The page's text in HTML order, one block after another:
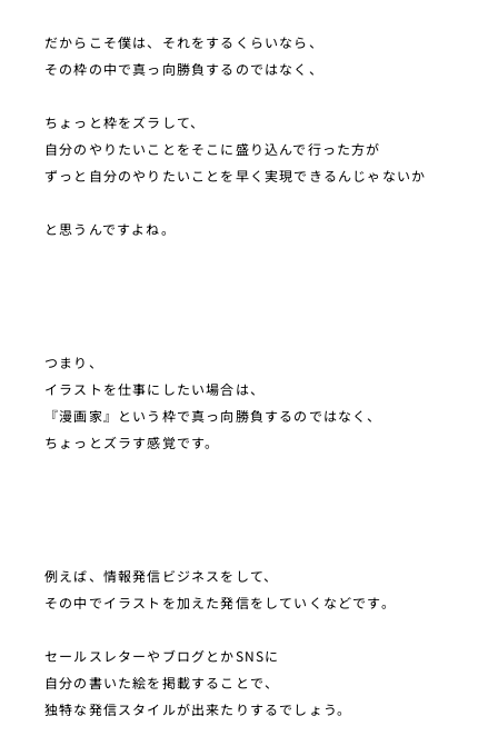
だからこそ僕は、それをするくらいなら、
その枠の中で真っ向勝負するのではなく、
ちょっと枠をズラして、
自分のやりたいことをそこに盛り込んで行った方が
ずっと自分のやりたいことを早く実現できるんじゃないか
と思うんですよね。
つまり、
イラストを仕事にしたい場合は、
『漫画家』という枠で真っ向勝負するのではなく、
ちょっとズラす感覚です。
例えば、情報発信ビジネスをして、
その中でイラストを加えた発信をしていくなどです。
セールスレターやブログとかSNSに
自分の書いた絵を掲載することで、
独特な発信スタイルが出来たりするでしょう。